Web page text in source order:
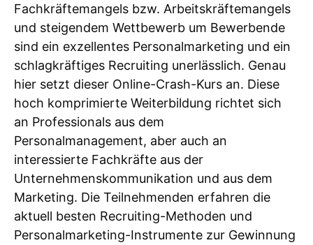
Fachkräftemangels bzw. Arbeitskräftemangels
und steigendem Wettbewerb um Bewerbende
sind ein exzellentes Personalmarketing und ein
schlagkräftiges Recruiting unerlässlich. Genau
hier setzt dieser Online-Crash-Kurs an. Diese
hoch komprimierte Weiterbildung richtet sich
an Professionals aus dem
Personalmanagement, aber auch an
interessierte Fachkräfte aus der
Unternehmenskommunikation und aus dem
Marketing. Die Teilnehmenden erfahren die
aktuell besten Recruiting-Methoden und
Personalmarketing-Instrumente zur Gewinnung